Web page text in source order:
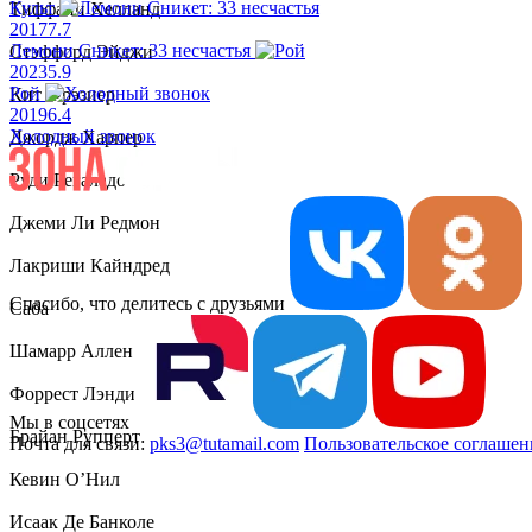
Тиффани Хелланд
Стэффорд Эйджи
Кит Фрэзиер
Джордж Харпер
Руди Регаладо
Джеми Ли Редмон
Лакриши Кайндред
Саба
Шамарр Аллен
Форрест Лэндис
Брайан Рупперт
Кевин О’Нил
Исаак Де Банколе
Культ
20177.7
Лемони Сникет: 33 несчастья
20235.9
Рой
20196.4
Холодный звонок
Спасибо, что делитесь с друзьями
Мы в соцсетях
Почта для связи: pks3@tutamail.com Пользовательское